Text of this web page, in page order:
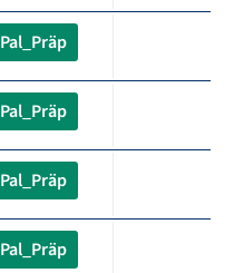
Pal_Präp
Pal_Präp
Pal_Präp
Pal_Präp